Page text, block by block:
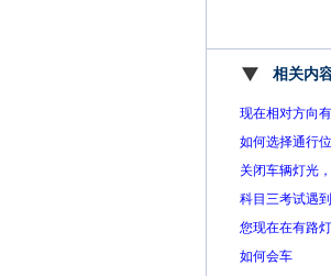
相关内
现在相对方向
如何选择通行
关闭车辆灯光
科目三考试遇
您现在在有路
如何会车